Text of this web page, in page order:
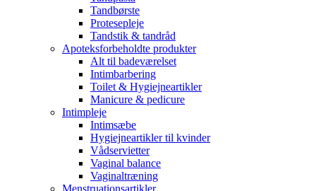
Tandbørste
Protesepleje
Tandstik & tandråd
Apoteksforbeholdte produkter
Alt til badeværelset
Intimbarbering
Toilet & Hygiejneartikler
Manicure & pedicure
Intimpleje
Intimsæbe
Hygiejneartikler til kvinder
Vådservietter
Vaginal balance
Vaginaltræning